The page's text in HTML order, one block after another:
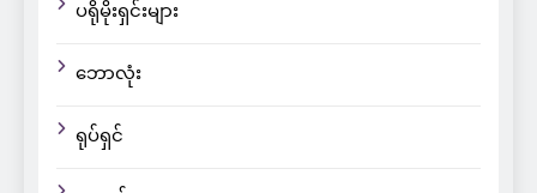
ပရိုမိုးရှင်းများ
ဘောလုံး
ရုပ်ရှင်